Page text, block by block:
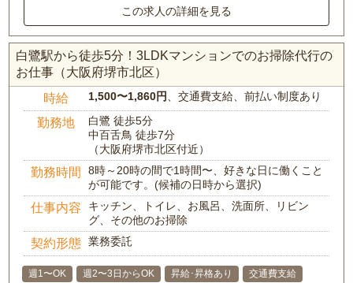
この求人の詳細を見る
白鷺駅から徒歩5分！3LDKマンションでのお掃除代行の
お仕事（大阪府堺市北区）
時給 1,500〜1,860円、交通費支給、前払い制度あり
勤務地
白鷺 徒歩5分
中百舌鳥 徒歩7分
（大阪府堺市北区付近）
勤務時間
8時～20時の間で1時間〜、好きな日に働くこと
が可能です。(候補の日時から選択)
仕事内容
キッチン、トイレ、お風呂、洗面所、リビン
グ、その他のお掃除
契約形態 業務委託
週1〜OK 週2〜3日からOK 昇給･昇格あり
交通費支給